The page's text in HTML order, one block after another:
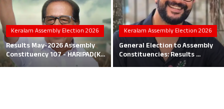
Tutorials
Malayalam
Keralam Assembly Election 2026
Results May-2026 Assembly
Constituency 107 - HARIPAD(K...
Keralam Assembly Election 2026
General Election to Assembly
Constituencies: Results ...